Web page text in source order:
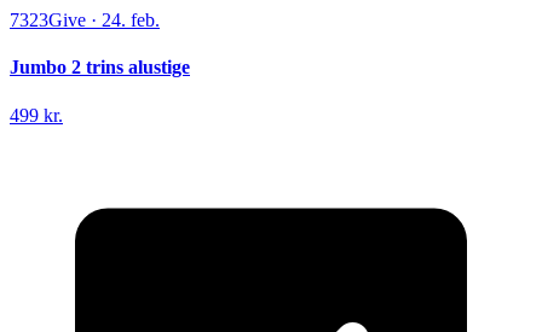
7323Give · 24. feb.
Jumbo 2 trins alustige
499 kr.